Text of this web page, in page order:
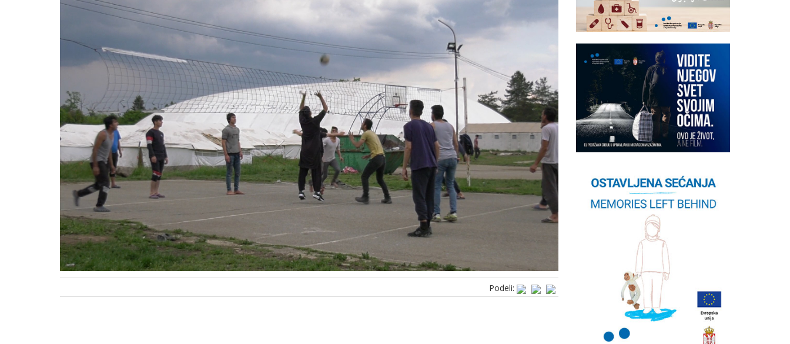
Podeli: